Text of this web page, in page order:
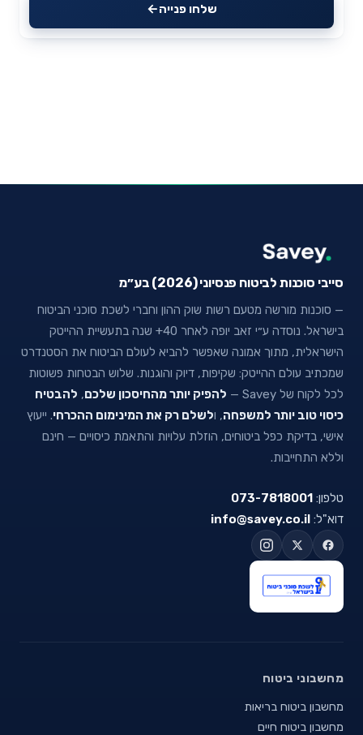
שלחו פנייה
סייבי סוכנות לביטוח פנסיוני (2026) בע״מ
— סוכנות מורשה מטעם רשות שוק ההון וחברי לשכת סוכני הביטוח
בישראל. נוסדה ע״י זאב יופה לאחר 40+ שנה בתעשיית ההייטק
הישראלית, מתוך אמונה שאפשר להביא לעולם הביטוח את הסטנדרט
שמכתיב עולם ההייטק: שקיפות, דיוק והוגנות. שלוש הבטחות פשוטות
לכל לקוח של Savey —
להפיק יותר מהחיסכון שלכם, להבטיח
כיסוי טוב יותר למשפחה, ולשלם רק את המינימום ההכרחי. ייעוץ
אישי, בדיקת כפל ביטוחים, הוזלת עלויות והתאמת כיסויים — חינם
וללא התחייבות.
טלפון: 073-7818001
דוא"ל: info@savey.co.il
מחשבוני ביטוח
מחשבון ביטוח בריאות
מחשבון ביטוח חיים